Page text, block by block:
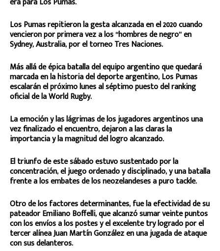
Los Pumas repitieron la gesta alcanzada en el 2020 cuando
vencieron por primera vez a los “hombres de negro” en
Sydney, Australia, por el torneo Tres Naciones.
Más allá de épica batalla del equipo argentino que quedará
marcada en la historia del deporte argentino, Los Pumas
escalarán el próximo lunes al séptimo puesto del ranking
oficial de la World Rugby.
La emoción y las lágrimas de los jugadores argentinos una
vez finalizado el encuentro, dejaron a las claras la
importancia y la magnitud del logro alcanzado.
El triunfo de este sábado estuvo sustentado por la
concentración, el juego ordenado y disciplinado, y una batalla
frente a los embates de los neozelandeses a puro tackle.
Otro de los factores determinantes, fue la efectividad de su
pateador Emiliano Boffelli, que alcanzó sumar veinte puntos
con los envíos a los postes y el excelente try logrado por el
tercer alínea Juan Martín González en una jugada de ataque
con sus delanteros.